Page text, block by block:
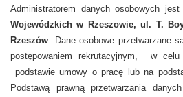
Administratorem danych osobowych jest
Wojewódzkich w Rzeszowie, ul. T.
Rzeszów. Dane osobowe przetwarzane
postępowaniem rekrutacyjnym, w celu
podstawie umowy o pracę lub na
Podstawą prawną przetwarzania